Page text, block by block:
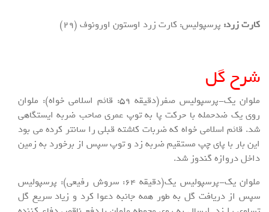
کارت زرد: پرسپولیس: کارت زرد اوستون اورونوف (29)
شرح گل
ملوان یک-پرسپولیس صفر(دقیقه ۵۹: قائم اسلامی خواه): ملوان
روی یک ضدحمله با حرکت پا به توپ عمری صاحب ضربه ایستگاهی
شد. قائم اسلامی خواه که ضربات کاشته قبلی را سانتر کرده می بود
این بار با پای چپ مستقیم ضربه زد و توپ سپس از برخورد به زمین
داخل دروازه گندوز شد.
ملوان یک-پرسپولیس یک(دقیقه ۶۴: سروش رفیعی): پرسپولیس
سپس از دریافت گل به طور همه جانبه دعوا کرد و زیاد سریع گل